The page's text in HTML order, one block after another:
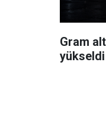
Gram
yükseldi